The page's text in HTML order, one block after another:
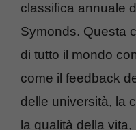
classifica annuale
Symonds. Questa
di tutto il mondo
come il feedback
delle università, la
la qualità della